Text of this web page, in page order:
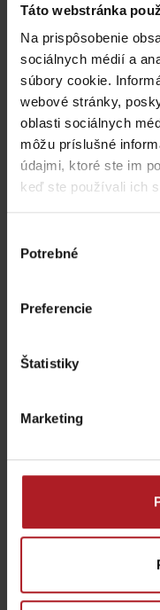
Táto webstránka
Na prispôsobenie
sociálnych médií a
súbory cookie.
webové stránky,
oblasti sociálnych
môžu príslušné
údajmi, ktoré ste im
keď ste používali ich
súhlasu
Potrebné
Preferencie
Štatistiky
Marketing